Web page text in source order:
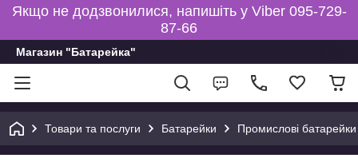
Якщо не додзвонилися, напишіть у Viber 095-729-
87-66
Магазин "Батарейка"
Товари та послуги Батарейки Промислові